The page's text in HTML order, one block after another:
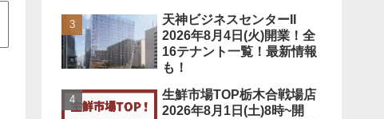
天神ビジネスセンターII
2026年8月4日(火)開業！全
16テナント一覧！最新情報
も！
生鮮市場TOP栃木合戦場店
2026年8月1日(土)8時~開